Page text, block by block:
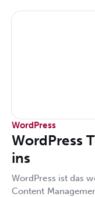
WordPress
WordPress
ins
WordPress ist das
Content